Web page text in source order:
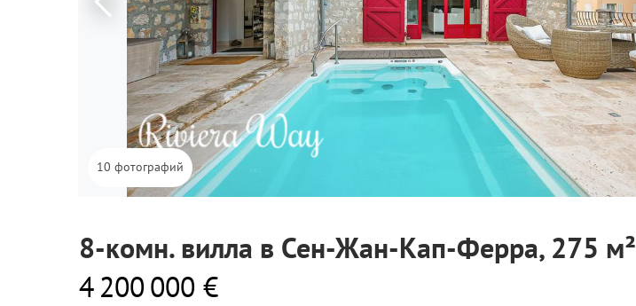
10 фотографий
8-комн. вилла в Сен-Жан-Кап-Ферра, 275 м²
4 200 000 €